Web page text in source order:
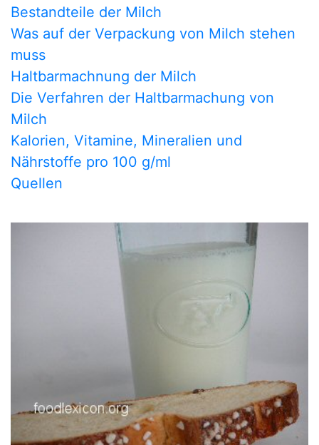
Bestandteile der Milch
Was auf der Verpackung von Milch stehen
muss
Haltbarmachnung der Milch
Die Verfahren der Haltbarmachung von
Milch
Kalorien, Vitamine, Mineralien und
Nährstoffe pro 100 g/ml
Quellen